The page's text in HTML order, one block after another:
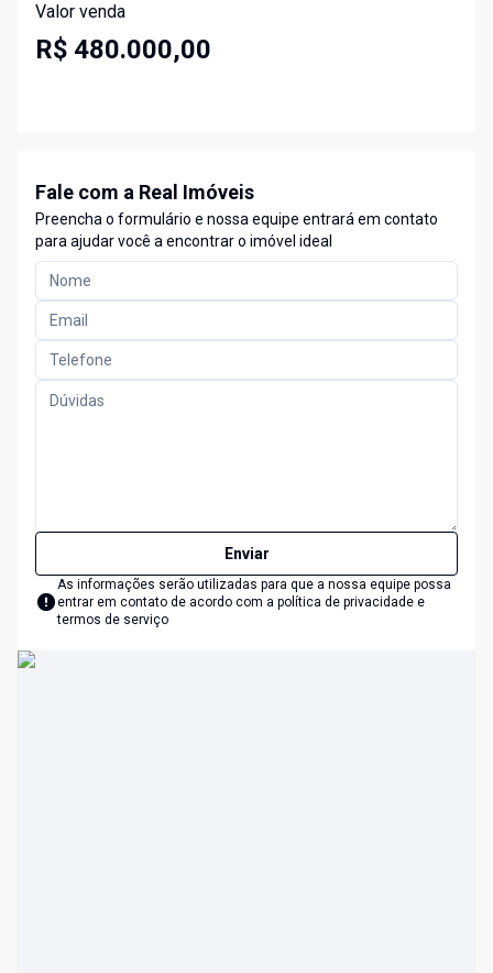
Valor venda
R$ 480.000,00
Fale com a Real Imóveis
Preencha o formulário e nossa equipe entrará em contato
para ajudar você a encontrar o imóvel ideal
Enviar
As informações serão utilizadas para que a nossa equipe possa
entrar em contato de acordo com a política de privacidade e
termos de serviço